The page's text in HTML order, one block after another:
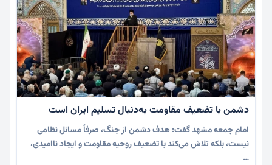
دشمن با تضعیف مقاومت به‌دنبال تسلیم ایران است
امام جمعه مشهد گفت: هدف دشمن از جنگ، صرفاً مسائل نظامی
نیست، بلکه تلاش می‌کند با تضعیف روحیه مقاومت و ایجاد ناامیدی،
…